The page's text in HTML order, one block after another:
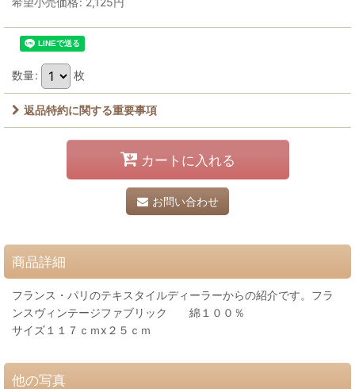
数量: 枚
返品特約に関する重要事項
カートに入れる
お問い合わせ
商品詳細
フランス・パリのテキスタイルディーラーからの紹介です。フラ
ンスヴィンテージファブリック 綿１００％
サイズ１１７ｃｍx２５ｃｍ
他の写真